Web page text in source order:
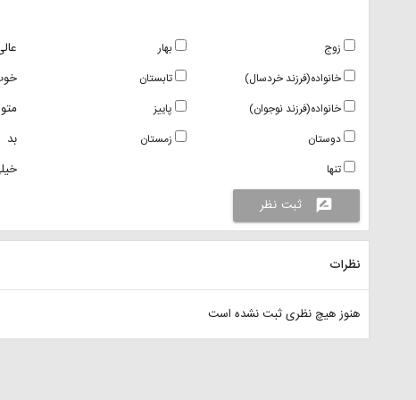
بد
بهار
تابستان
پاییز
زمستان
زوج
خانواده(فرزند خردسال)
خانواده(فرزند نوجوان)
دوستان
تنها
rate_review
ثبت نظر
نظرات
هنوز هیچ نظری ثبت نشده است